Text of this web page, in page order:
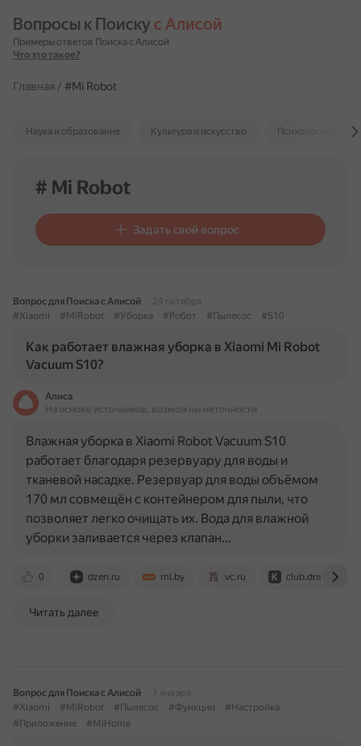
Вопросы к Поиску с Алисой
Примеры ответов Поиска с Алисой
Что это такое?
Главная / #Mi Robot
Наука и образование Культура и искусство Психология и
# Mi Robot
Задать свой вопрос
Вопрос для Поиска с Алисой
24 октября
#Xiaomi
#MiRobot #Уборка #Робот #Пылесос #S10
Как работает влажная уборка в Xiaomi Mi Robot
Vacuum S10?
Алиса
На основе источников, возможны неточности
0 dzen.ru mi.by vc.ru club.dns-shop.ru
Влажная уборка в Xiaomi Robot Vacuum S10
работает благодаря резервуару для воды и
тканевой насадке. Резервуар для воды объёмом
170 мл совмещён с контейнером для пыли, что
позволяет легко очищать их. Вода для влажной
уборки заливается через клапан…
Читать далее
Вопрос для Поиска с Алисой
7 января
#Xiaomi
#MiRobot #Пылесос #Функции
#Настройка
#Приложение
#MiHome